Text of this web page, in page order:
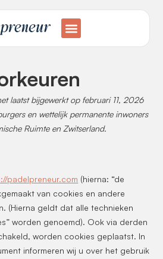
laatst bijgewerkt op februari 11, 2026
en wettelijk permanente inwoners
Ruimte en Zwitserland.
padelpreneur.com (hierna: “de
van cookies en andere
(Hierna geldt dat alle technieken
worden genoemd). Ook via derden
worden cookies geplaatst. In
informeren wij u over het gebruik